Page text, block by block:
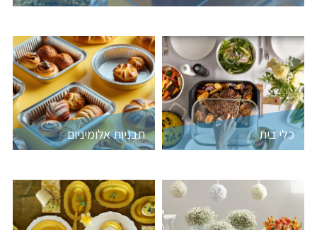
כלי בית תבניות אלומיניום